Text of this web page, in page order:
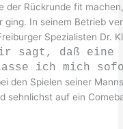
der Rückrunde fit
ging. In seinem Betrieb
Spezialisten Dr.
sagt, daß eine
ich mich
den Spielen seiner
sehnlichst auf ein